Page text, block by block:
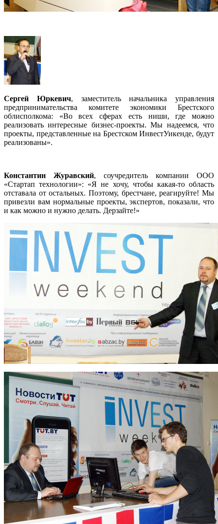
Сергей Юркевич, заместитель начальника управления
предпринимательства комитете экономики Брестского
облисполкома: «Во всех сферах есть ниши, где можно
реализовать интересные бизнес-проекты. Мы надеемся, что
проекты, представленные на Брестском ИнвестУикенде, будут
реализованы».
Константин Журавский, соучредитель компании ООО
«Стартап технологии»: «Я не хочу, чтобы какая-то область
отставала от остальных. Поэтому, брестчане, реагируйте! Мы
привезли вам нормальные проекты, экспертов, показали, что
и как можно и нужно делать. Дерзайте!»